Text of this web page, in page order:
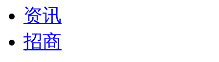
资讯
招商